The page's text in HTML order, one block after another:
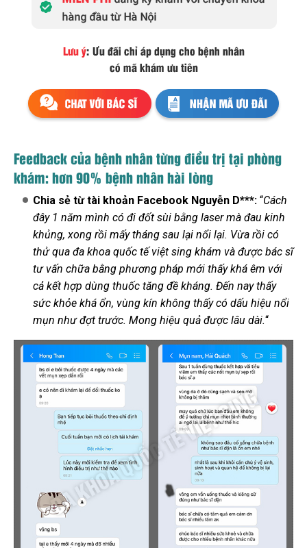
Feedback của bệnh nhân từng điều trị tại phòng
khám: hơn 90% bệnh nhân hài lòng
Chia sẻ từ tài khoản Facebook Nguyễn D***: “Cách
đây 1 năm mình có đi đốt sùi bằng laser mà đau kinh
khủng, xong rồi mấy tháng sau lại nổi lại. Vừa rồi có
thử qua đa khoa quốc tế việt sing khám và được bác sĩ
tư vấn chữa bằng phương pháp mới thấy khá êm với
cả kết hợp dùng thuốc tăng đề kháng. Đến nay thấy
sức khỏe khá ổn, vùng kín không thấy có dấu hiệu nổi
mụn như đợt trước. Mong hiệu quả được lâu dài.“